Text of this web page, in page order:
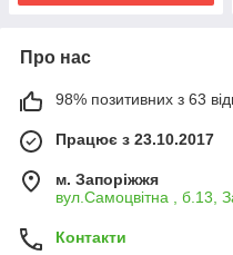
Про нас
98% позитивних з 63
Працює з 23.10.2017
м. Запоріжжя
вул.Самоцвітна , б.13,
Контакти